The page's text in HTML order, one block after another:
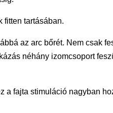
fitten tartásában.
az arc bőrét. Nem csak
néhány izomcsoport
a fajta stimuláció nagyban